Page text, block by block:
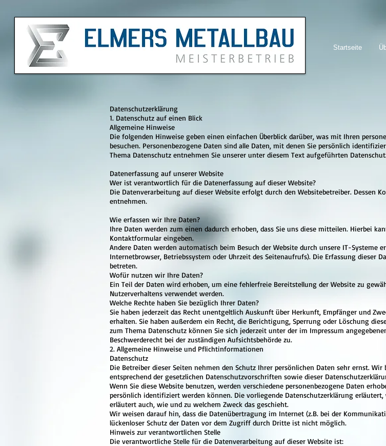
Startseite
Datenschutzerklärung
1. Datenschutz auf einen Blick
Allgemeine Hinweise
Die folgenden Hinweise geben einen einfachen Überblick darüber, was mit Ihren
besuchen. Personenbezogene Daten sind alle Daten, mit denen Sie persönlich
Thema Datenschutz entnehmen Sie unserer unter diesem Text aufgeführten
Datenerfassung auf unserer Website
Wer ist verantwortlich für die Datenerfassung auf dieser Website?
Die Datenverarbeitung auf dieser Website erfolgt durch den Websitebetreiber. Dessen
entnehmen.
Wie erfassen wir Ihre Daten?
Ihre Daten werden zum einen dadurch erhoben, dass Sie uns diese mitteilen. Hierbei
Kontaktformular eingeben.
Andere Daten werden automatisch beim Besuch der Website durch unsere IT-Systeme
Internetbrowser, Betriebssystem oder Uhrzeit des Seitenaufrufs). Die Erfassung dieser
betreten.
Wofür nutzen wir Ihre Daten?
Ein Teil der Daten wird erhoben, um eine fehlerfreie Bereitstellung der Website zu
Nutzerverhaltens verwendet werden.
Welche Rechte haben Sie bezüglich Ihrer Daten?
Sie haben jederzeit das Recht unentgeltlich Auskunft über Herkunft, Empfänger und
erhalten. Sie haben außerdem ein Recht, die Berichtigung, Sperrung oder Löschung
zum Thema Datenschutz können Sie sich jederzeit unter der im Impressum
Beschwerderecht bei der zuständigen Aufsichtsbehörde zu.
2. Allgemeine Hinweise und Pflichtinformationen
Datenschutz
Die Betreiber dieser Seiten nehmen den Schutz Ihrer persönlichen Daten sehr ernst.
entsprechend der gesetzlichen Datenschutzvorschriften sowie dieser
Wenn Sie diese Website benutzen, werden verschiedene personenbezogene Daten
persönlich identifiziert werden können. Die vorliegende Datenschutzerklärung
erläutert auch, wie und zu welchem Zweck das geschieht.
Wir weisen darauf hin, dass die Datenübertragung im Internet (z.B. bei der
lückenloser Schutz der Daten vor dem Zugriff durch Dritte ist nicht möglich.
Hinweis zur verantwortlichen Stelle
Die verantwortliche Stelle für die Datenverarbeitung auf dieser Website ist: